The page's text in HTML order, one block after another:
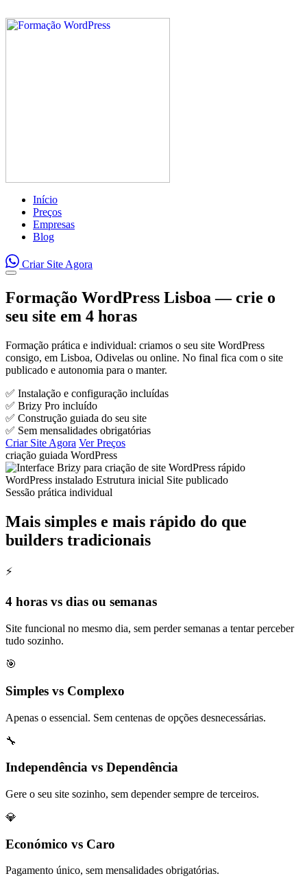
Início
Preços
Empresas
Blog
Criar Site Agora
Formação WordPress Lisboa — crie o
seu site em 4 horas
Formação prática e individual: criamos o seu site WordPress
consigo, em Lisboa, Odivelas ou online. No final fica com o site
publicado e autonomia para o manter.
✅ Instalação e configuração incluídas
✅ Brizy Pro incluído
✅ Construção guiada do seu site
✅ Sem mensalidades obrigatórias
Criar Site Agora Ver Preços
criação guiada WordPress
WordPress instalado Estrutura inicial Site publicado
Sessão prática individual
Mais simples e mais rápido do que
builders tradicionais
⚡
4 horas vs dias ou semanas
Site funcional no mesmo dia, sem perder semanas a tentar perceber
tudo sozinho.
🎯
Simples vs Complexo
Apenas o essencial. Sem centenas de opções desnecessárias.
🔧
Independência vs Dependência
Gere o seu site sozinho, sem depender sempre de terceiros.
💎
Económico vs Caro
Pagamento único, sem mensalidades obrigatórias.